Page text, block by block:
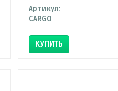
Артикул:
CARGO
КУПИТЬ